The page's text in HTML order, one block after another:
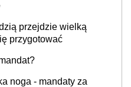
przejdzie wielką
przygotować
noga - mandaty za